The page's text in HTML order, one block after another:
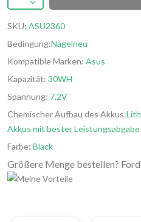
SKU: ASU2360
Bedingung:Nagelneu
Kompatible Marken: Asus
Kapazität: 30WH
Spannung: 7.2V
Chemischer Aufbau des Akkus:
Akkus mit bester Leistungsabgabe
Farbe: Black
Größere Menge bestellen?